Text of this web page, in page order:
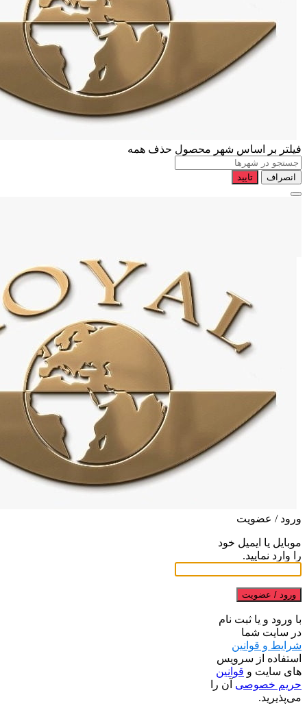
فیلتر بر اساس شهر محصول حذف همه
انصراف تایید
ورود / عضویت
موبایل یا ایمیل خود
را وارد نمایید.
ورود / عضویت
با ورود و یا ثبت نام
در سایت شما
شرایط و قوانین
استفاده از سرویس
های سایت و قوانین
حریم خصوصی آن را
می‌پذیرید.